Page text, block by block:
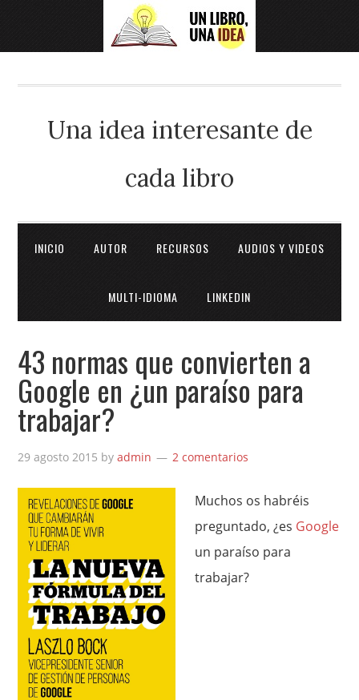
Una idea interesante de
cada libro
INICIO AUTOR RECURSOS AUDIOS Y VIDEOS
MULTI-IDIOMA LINKEDIN
43 normas que convierten a
Google en ¿un paraíso para
trabajar?
29 agosto 2015 byadmin 2 comentarios
Muchos os habréis
preguntado, ¿es Google
un paraíso para
trabajar?